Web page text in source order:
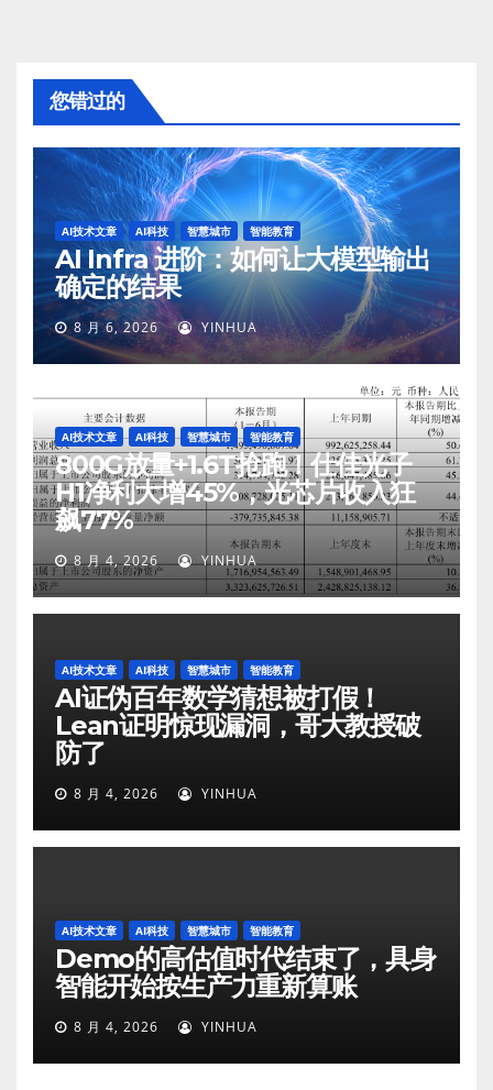
您错过的
AI技术文章 AI科技 智慧城市 智能教育
AI Infra 进阶：如何让大模型输出
确定的结果
8 月 6, 2026 YINHUA
AI技术文章 AI科技 智慧城市 智能教育
800G放量+1.6T抢跑！仕佳光子
H1净利大增45%，光芯片收入狂
飙77%
8 月 4, 2026 YINHUA
AI技术文章 AI科技 智慧城市 智能教育
AI证伪百年数学猜想被打假！
Lean证明惊现漏洞，哥大教授破
防了
8 月 4, 2026 YINHUA
AI技术文章 AI科技 智慧城市 智能教育
Demo的高估值时代结束了，具身
智能开始按生产力重新算账
8 月 4, 2026 YINHUA